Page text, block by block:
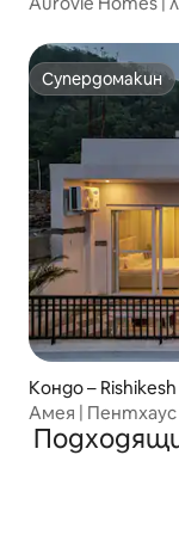
Супердомакин
Супердомакин
Кондо – Rishikesh
Амея | Пентхаус
кухня и баня в